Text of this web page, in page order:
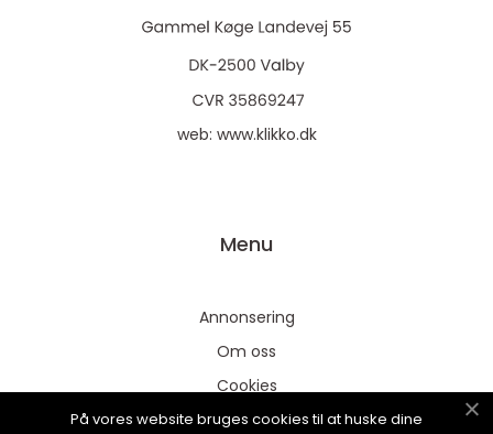
web: www.klikko.dk
Menu
Annonsering
Om oss
Cookies
Kontakta oss
På vores website bruges cookies til at huske dine